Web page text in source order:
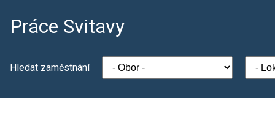
Práce Svitavy
Hledat zaměstnání